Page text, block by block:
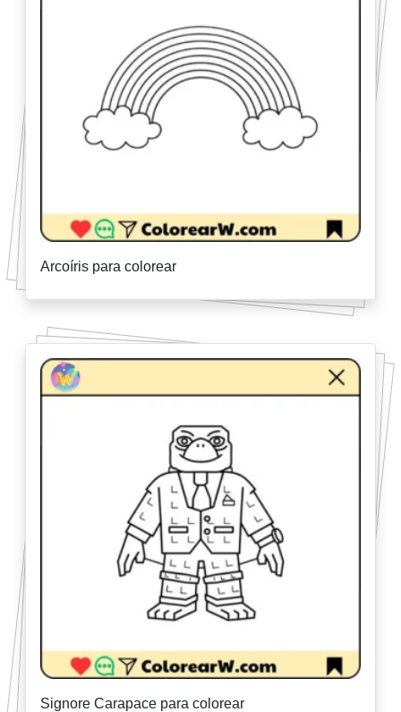
Arcoíris para colorear
Signore Carapace para colorear